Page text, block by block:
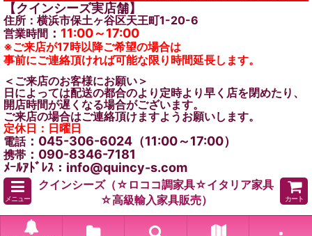
【クインシーズ実店舗】
住所：横浜市保土ヶ谷区天王町1-20-6
営業時間 ： 11:00～17:00
※ご来店が17時以降ご希望の場合は
事前にご連絡頂ければ可能な限り時間延長します。
＜ご来店のお客様にお願い＞
日によっては配送の都合のより定時より早く店を閉めたり、
開店時間が遅くなる場合がございます。
ご来店の場合はご連絡頂けますようお願いします。
定休日：日曜日
電話：045-306-6024（11:00～17:00）
携帯 ：090-8346-7181
ﾒｰﾙｱﾄﾞﾚｽ：info@quincy-s.com
メニュー
クインシーズ（☆ロココ調家具☆イタリア家具
☆高級輸入家具販売）
カート